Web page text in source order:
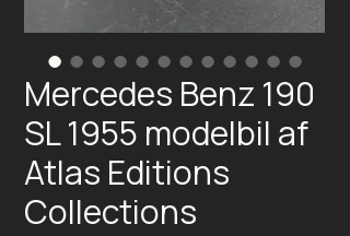
Mercedes Benz 190
SL 1955 modelbil af
Atlas Editions
Collections